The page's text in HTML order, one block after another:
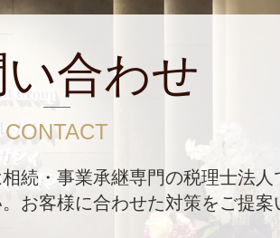
合わせ
CONTACT
続・事業承継専門の税理士法人
お客様に合わせた対策をご提案